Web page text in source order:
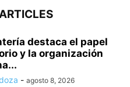
destaca el papel
y la organización
- agosto 8, 2026